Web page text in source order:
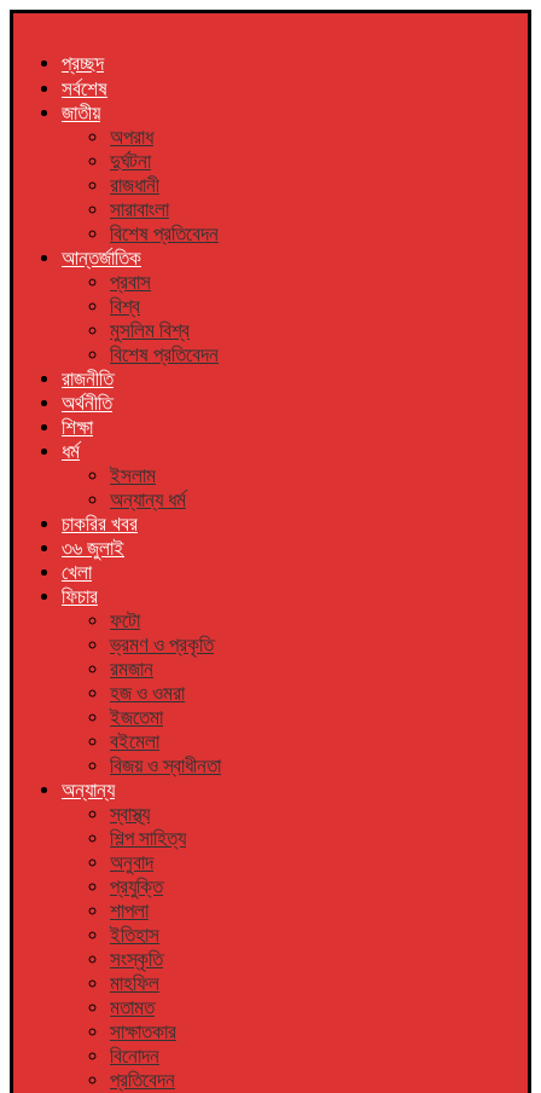
প্রচ্ছদ
সর্বশেষ
জাতীয়
অপরাধ
দুর্ঘটনা
রাজধানী
সারাবাংলা
বিশেষ প্রতিবেদন
আন্তর্জাতিক
প্রবাস
বিশ্ব
মুসলিম বিশ্ব
বিশেষ প্রতিবেদন
রাজনীতি
অর্থনীতি
শিক্ষা
ধর্ম
ইসলাম
অন্যান্য ধর্ম
চাকরির খবর
৩৬ জুলাই
খেলা
ফিচার
ফটো
ভ্রমণ ও প্রকৃতি
রমজান
হজ ও ওমরা
ইজতেমা
বইমেলা
বিজয় ও স্বাধীনতা
অন্যান্য
স্বাস্থ্য
শিল্প সাহিত্য
অনুবাদ
প্রযুক্তি
শাপলা
ইতিহাস
সংস্কৃতি
মাহফিল
মতামত
সাক্ষাতকার
বিনোদন
প্রতিবেদন